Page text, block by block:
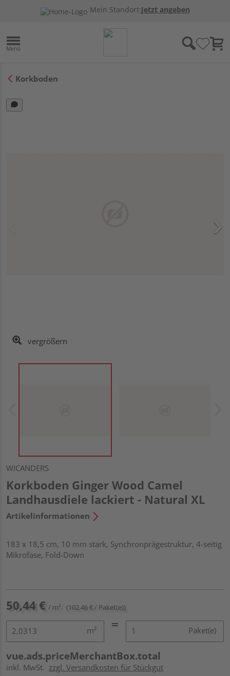
Mein Standort:Jetzt angeben
Korkboden
vergrößern
WICANDERS
Korkboden Ginger Wood Camel
Landhausdiele lackiert - Natural XL
Artikelinformationen
183 x 18,5 cm, 10 mm stark, Synchronprägestruktur, 4-seitig
Mikrofase, Fold-Down
50,44 € / m² (102,46 € / Paket(e))
m² Paket(e)
vue.ads.priceMerchantBox.total
inkl. MwSt. zzgl. Versandkosten für Stückgut